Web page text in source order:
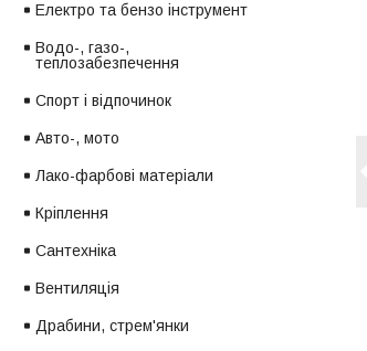
Електро та бензо інструмент
Водо-, газо-,
теплозабезпечення
Спорт і відпочинок
Авто-, мото
Лако-фарбові матеріали
Кріплення
Сантехніка
Вентиляція
Драбини, стрем'янки